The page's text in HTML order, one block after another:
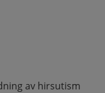
av hirsutism